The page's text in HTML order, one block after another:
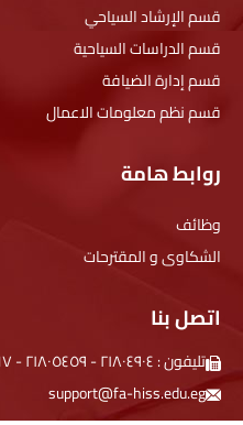
قسم الإرشاد السياحي
قسم الدراسات السياحية
قسم إدارة الضيافة
قسم نظم معلومات الاعمال
روابط هامة
وظائف
الشكاوى و المقترحات
اتصل بنا
تليفون :۲۱۸۰٤۹۰٤-۲۱۸۰٥٤٥۹-
support@fa-hiss.edu.eg